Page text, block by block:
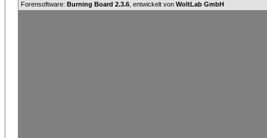
Forensoftware: Burning Board 2.3.6 , entwickelt von WoltLab GmbH